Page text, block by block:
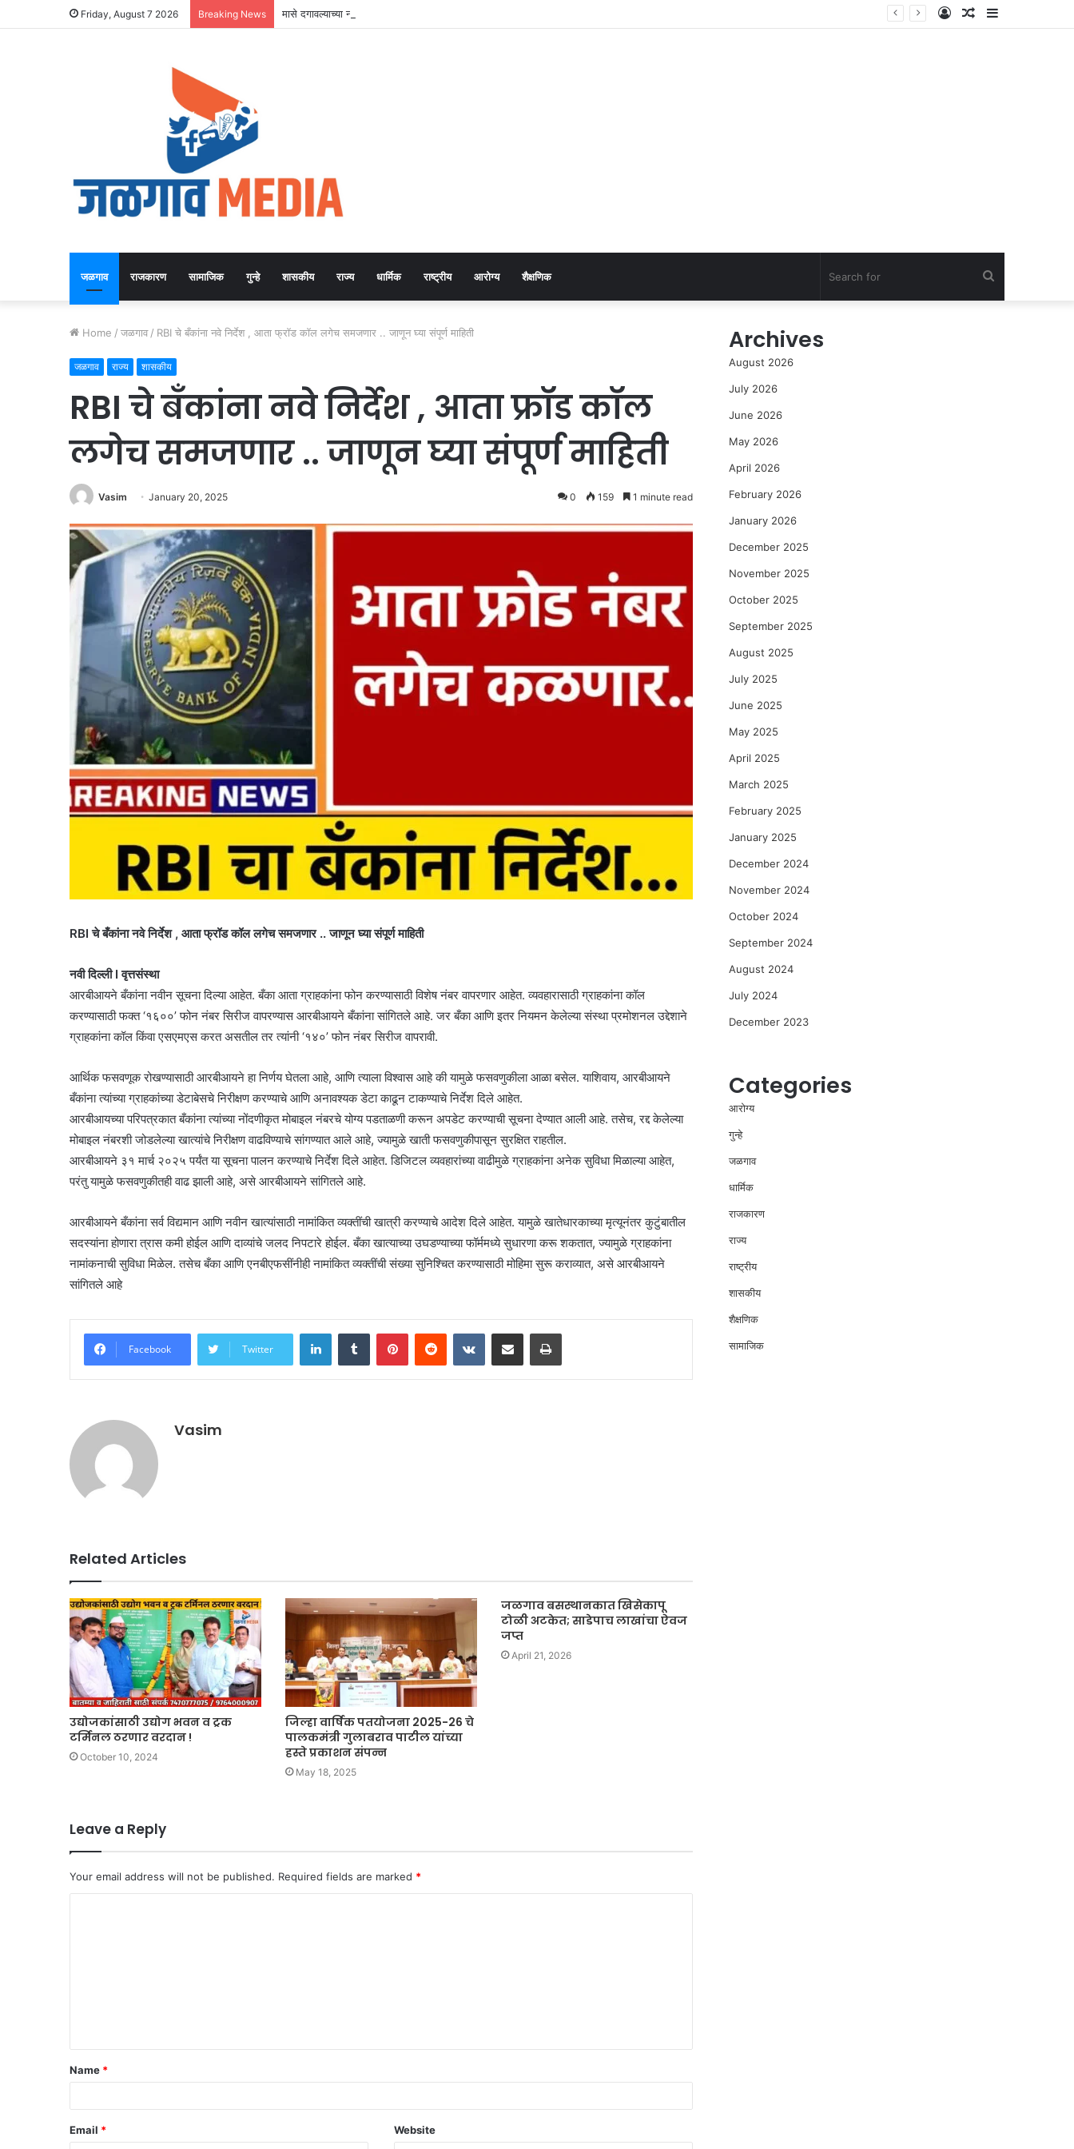
Friday, August 7 2026 Breaking News मासे दगावल्याच्या नावाखाली उद्योजकांना नाहक त्रास! मन्यारखेडा तलाव प्रकरण : सखोल चौकशी करण्याची मागणी Sidebar
Random
Log
जळगाव राजकारण सामाजिक गुन्हे शासकीय राज्य धार्मिक राष्ट्रीय आरोग्य शैक्षणिक
Home / जळगाव / RBI चे बँकांना नवे निर्देश , आता फ्रॉड कॉल लगेच समजणार .. जाणून घ्या संपूर्ण माहिती
जळगाव राज्य शासकीय
RBI चे बँकांना नवे निर्देश , आता फ्रॉड कॉल
लगेच समजणार .. जाणून घ्या संपूर्ण माहिती
Vasim January 20, 2025 0 159 1 minute read
RBI चे बँकांना नवे निर्देश , आता फ्रॉड कॉल लगेच समजणार .. जाणून घ्या संपूर्ण माहिती
नवी दिल्ली I वृत्तसंस्था
आरबीआयने बँकांना नवीन सूचना दिल्या आहेत. बँका आता ग्राहकांना फोन करण्यासाठी विशेष नंबर वापरणार आहेत. व्यवहारासाठी ग्राहकांना कॉल
करण्यासाठी फक्त ‘१६००’ फोन नंबर सिरीज वापरण्यास आरबीआयने बँकांना सांगितले आहे. जर बँका आणि इतर नियमन केलेल्या संस्था प्रमोशनल उद्देशाने
ग्राहकांना कॉल किंवा एसएमएस करत असतील तर त्यांनी ‘१४०’ फोन नंबर सिरीज वापरावी.
आर्थिक फसवणूक रोखण्यासाठी आरबीआयने हा निर्णय घेतला आहे, आणि त्याला विश्वास आहे की यामुळे फसवणुकीला आळा बसेल. याशिवाय, आरबीआयने
बँकांना त्यांच्या ग्राहकांच्या डेटाबेसचे निरीक्षण करण्याचे आणि अनावश्यक डेटा काढून टाकण्याचे निर्देश दिले आहेत.
आरबीआयच्या परिपत्रकात बँकांना त्यांच्या नोंदणीकृत मोबाइल नंबरचे योग्य पडताळणी करून अपडेट करण्याची सूचना देण्यात आली आहे. तसेच, रद्द केलेल्या
मोबाइल नंबरशी जोडलेल्या खात्यांचे निरीक्षण वाढविण्याचे सांगण्यात आले आहे, ज्यामुळे खाती फसवणुकीपासून सुरक्षित राहतील.
आरबीआयने ३१ मार्च २०२५ पर्यंत या सूचना पालन करण्याचे निर्देश दिले आहेत. डिजिटल व्यवहारांच्या वाढीमुळे ग्राहकांना अनेक सुविधा मिळाल्या आहेत,
परंतु यामुळे फसवणुकीतही वाढ झाली आहे, असे आरबीआयने सांगितले आहे.
आरबीआयने बँकांना सर्व विद्यमान आणि नवीन खात्यांसाठी नामांकित व्यक्तींची खात्री करण्याचे आदेश दिले आहेत. यामुळे खातेधारकाच्या मृत्यूनंतर कुटुंबातील
सदस्यांना होणारा त्रास कमी होईल आणि दाव्यांचे जलद निपटारे होईल. बँका खात्याच्या उघडण्याच्या फॉर्ममध्ये सुधारणा करू शकतात, ज्यामुळे ग्राहकांना
नामांकनाची सुविधा मिळेल. तसेच बँका आणि एनबीएफसींनीही नामांकित व्यक्तींची संख्या सुनिश्चित करण्यासाठी मोहिमा सुरू कराव्यात, असे आरबीआयने
सांगितले आहे
Facebook Twitter
LinkedInTumblr PinterestReddit VKontakteShare via Email Print
Vasim
Related Articles
उद्योजकांसाठी उद्योग भवन व ट्रक
टर्मिनल ठरणार वरदान !
October 10, 2024
जिल्हा वार्षिक पतयोजना 2025-26 चे
पालकमंत्री गुलाबराव पाटील यांच्या
हस्ते प्रकाशन संपन्न
May 18, 2025
जळगाव बसस्थानकात खिसेकापू
टोळी अटकेत; साडेपाच लाखांचा ऐवज
जप्त
April 21, 2026
Leave a Reply
Your email address will not be published. Required fields are marked *
t
*
Name *
Email * Website
Archives
August 2026
July 2026
June 2026
May 2026
April 2026
February 2026
January 2026
December 2025
November 2025
October 2025
September 2025
August 2025
July 2025
June 2025
May 2025
April 2025
March 2025
February 2025
January 2025
December 2024
November 2024
October 2024
September 2024
August 2024
July 2024
December 2023
Categories
आरोग्य
गुन्हे
जळगाव
धार्मिक
राजकारण
राज्य
राष्ट्रीय
शासकीय
शैक्षणिक
सामाजिक